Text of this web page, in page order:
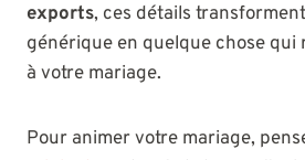
exports, ces détails
générique en quelque chose qui
à votre mariage.
Pour animer votre mariage,